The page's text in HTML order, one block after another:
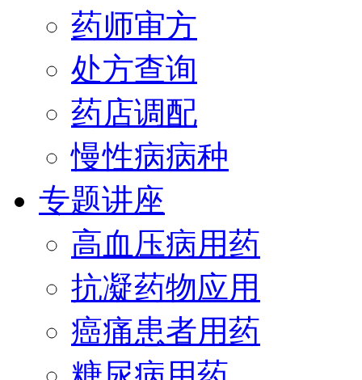
药师审方
处方查询
药店调配
慢性病病种
专题讲座
高血压病用药
抗凝药物应用
癌痛患者用药